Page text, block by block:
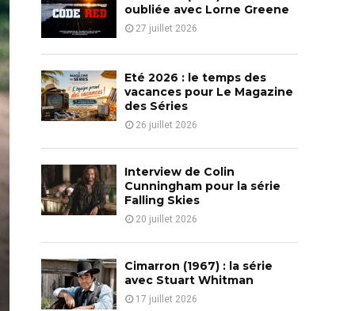
o
r
:
C
H
oubliée avec Lorne Greene
27 juillet 2026
Eté 2026 : le temps des
vacances pour Le Magazine
des Séries
26 juillet 2026
Interview de Colin
Cunningham pour la série
Falling Skies
20 juillet 2026
Cimarron (1967) : la série
avec Stuart Whitman
17 juillet 2026